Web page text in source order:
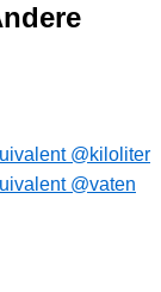
@kiloliter
@vaten